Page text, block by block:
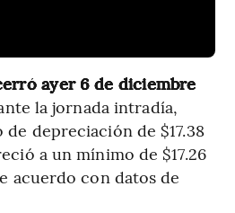
ayer 6 de diciembre
la jornada intradía,
depreciación de $17.38
a un mínimo de $17.26
acuerdo con datos de